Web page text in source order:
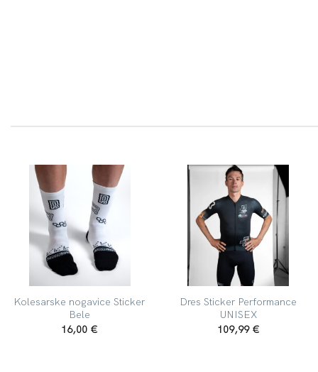
Kolesarske nogavice Sticker
Bele
16,00 €
Dres Sticker Performance
UNISEX
109,99 €